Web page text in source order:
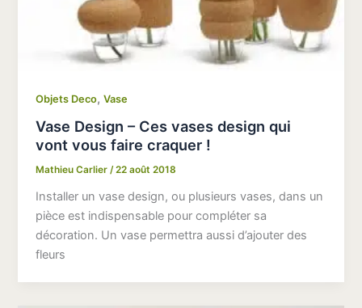
Objets Deco,Vase
Vase Design – Ces vases design qui
vont vous faire craquer !
Mathieu Carlier/22 août 2018
Installer un vase design, ou plusieurs vases, dans un
pièce est indispensable pour compléter sa
décoration. Un vase permettra aussi d’ajouter des
fleurs